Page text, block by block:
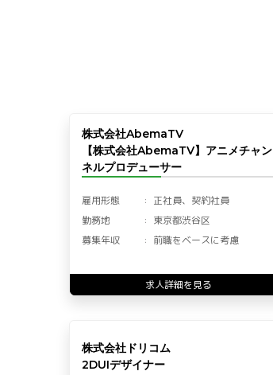
株式会社AbemaTV
【株式会社AbemaTV】アニメチャン
ネルプロデューサー
雇用形態
正社員、契約社員
勤務地
東京都渋谷区
募集年収
前職をベースに考慮
求人詳細を見る
株式会社ドリコム
2DUIデザイナー